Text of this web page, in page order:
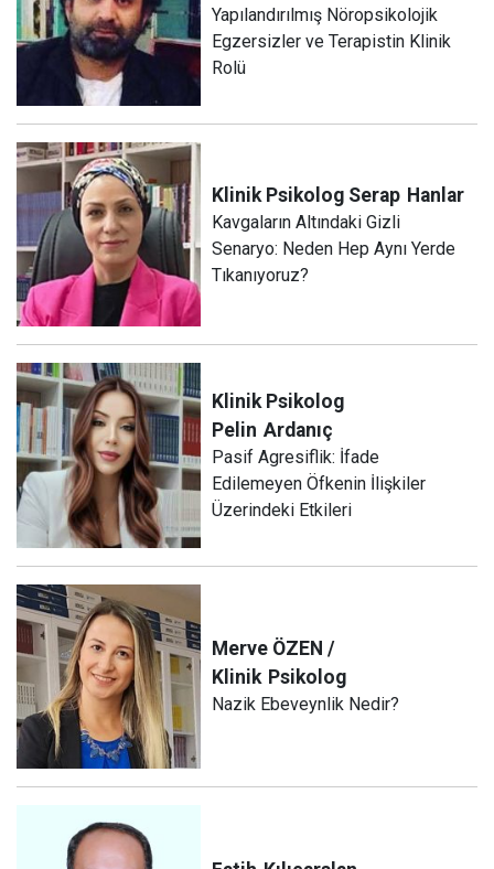
Yapılandırılmış Nöropsikolojik
Egzersizler ve Terapistin Klinik
Rolü
Klinik Psikolog Serap Hanlar
Kavgaların Altındaki Gizli
Senaryo: Neden Hep Aynı Yerde
Tıkanıyoruz?
Klinik Psikolog
Pelin Ardanıç
Pasif Agresiflik: İfade
Edilemeyen Öfkenin İlişkiler
Üzerindeki Etkileri
Merve ÖZEN /
Klinik Psikolog
Nazik Ebeveynlik Nedir?